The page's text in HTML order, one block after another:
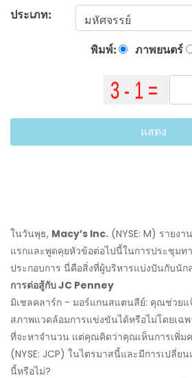
ประเภท:
พิมพ์: ภาพยนตร์
แสดง
ในวันพุธ, Macy’s Inc. (NYSE: M) รายง
แรกและพูดคุยหัวข้อต่อไปนี้ในการประชุมท
ประกอบการ นี่คือสิ่งที่ผู้บริหารแบ่งปันกับนัก
การต่อสู้กับ JC Penney
มิเชลคลาร์ก - มอร์แกนสแตนลีย์: คุณช่วยแจ้
สภาพแวดล้อมการแข่งขันได้หรือไม่โดยเฉ
ที่จะหาจำนวน แต่คุณคิดว่าคุณเห็นการเพิ่ม
(NYSE: JCP) ในไตรมาสนี้และมีการเปลี่ย
นี้หรือไม่?